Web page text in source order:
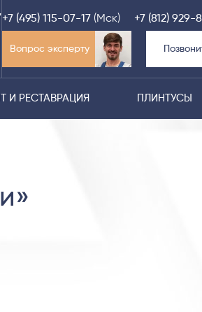
+7 (495) 115-07-17 (Мск) +7 (812) 929-
Вопрос эксперту
И РЕСТАВРАЦИЯ ПЛИНТУСЫ